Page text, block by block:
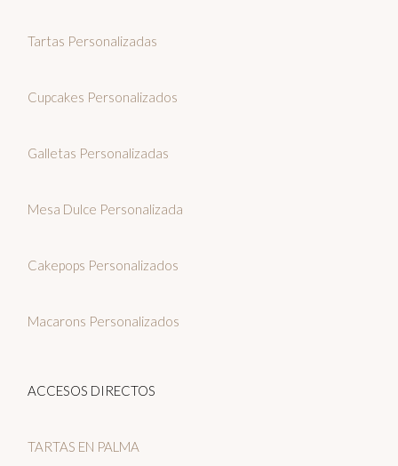
Tartas Personalizadas
Cupcakes Personalizados
Galletas Personalizadas
Mesa Dulce Personalizada
Cakepops Personalizados
Macarons Personalizados
ACCESOS DIRECTOS
TARTAS EN PALMA